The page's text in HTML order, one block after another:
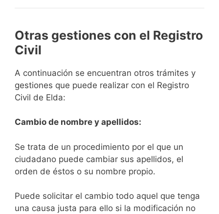
Otras gestiones con el Registro
Civil
A continuación se encuentran otros trámites y
gestiones que puede realizar con el Registro
Civil de Elda:
Cambio de nombre y apellidos:
Se trata de un procedimiento por el que un
ciudadano puede cambiar sus apellidos, el
orden de éstos o su nombre propio.
Puede solicitar el cambio todo aquel que tenga
una causa justa para ello si la modificación no